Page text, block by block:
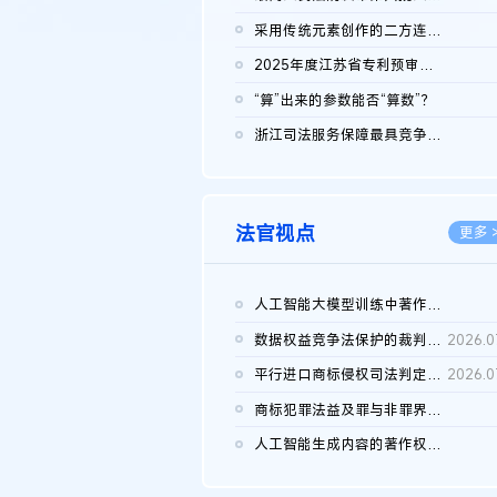
采用传统元素创作的二方连续装饰图案作品的独创性及侵权对比认定
2025年度江苏省专利预审典型案例
“算”出来的参数能否“算数”？
浙江司法服务保障最具竞争力营商环境建设典型案例（第二批）含侵...
法官视点 更多
人工智能大模型训练中著作权的合理使用
数据权益竞争法保护的裁判路径构建
平行进口商标侵权司法判定规则的困境与纾解
商标犯罪法益及罪与非罪界限研究
人工智能生成内容的著作权司法认定：演进逻辑、现实困境与规则建...